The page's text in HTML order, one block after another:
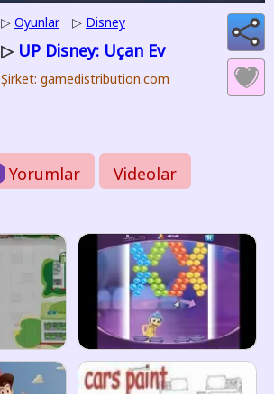
▷ Oyunlar ▷ Disney
▷ UP Disney: Uçan Ev
Şirket: gamedistribution.com
Yorumlar Videolar